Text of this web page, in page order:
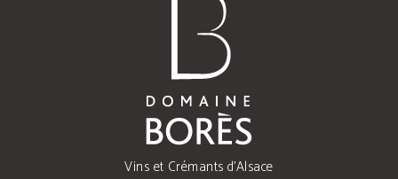
Vins et Crémants d'Alsace